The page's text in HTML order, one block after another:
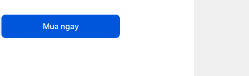
Mua ngay